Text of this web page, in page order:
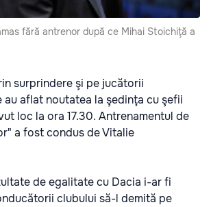
fără antrenor după ce Mihai Stoichiţă a
surprindere şi pe jucătorii
au aflat noutatea la şedinţa cu şefii
loc la ora 17.30. Antrenamentul de
a fost condus de Vitalie
de egalitate cu Dacia i-ar fi
clubului să-l demită pe